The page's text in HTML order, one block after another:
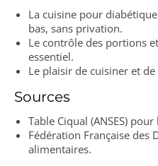
La cuisine pour
bas, sans privation.
Le contrôle des portions
essentiel.
Le plaisir de cuisiner et
Sources
Table Ciqual (ANSES)
Fédération Française des
alimentaires.